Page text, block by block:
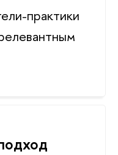
практики